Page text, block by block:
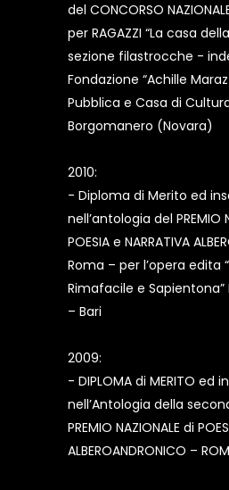
del CONCORSO
per RAGAZZI “La casa
sezione filastrocche -
Fondazione “Achille
Pubblica e Casa di
Borgomanero (Novara)
2010:
- Diploma di Merito ed
nell’antologia del PREMIO
POESIA e NARRATIVA
Roma – per l’opera edita
Rimafacile e
– Bari
2009:
- DIPLOMA di MERITO ed
nell’Antologia della
PREMIO NAZIONALE di
ALBEROANDRONICO –